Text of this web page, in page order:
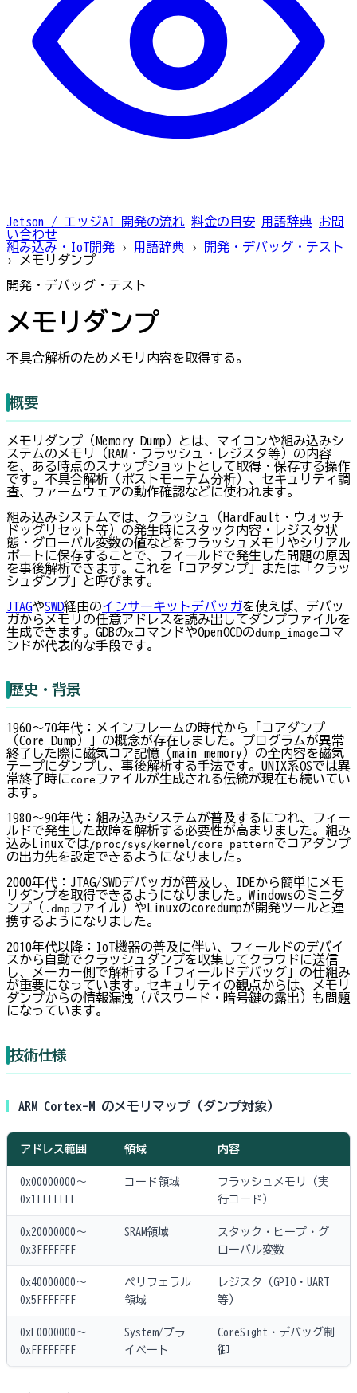
Jetson / エッジAI 開発の流れ 料金の目安 用語辞典 お問
い合わせ
組み込み・IoT開発
› 用語辞典 ›
開発・デバッグ・テスト
›
メモリダンプ
開発・デバッグ・テスト
メモリダンプ
不具合解析のためメモリ内容を取得する。
概要
メモリダンプ（Memory Dump）とは、マイコンや組み込みシ
ステムのメモリ（RAM・フラッシュ・レジスタ等）の内容
を、ある時点のスナップショットとして取得・保存する操作
です。不具合解析（ポストモーテム分析）、セキュリティ調
査、ファームウェアの動作確認などに使われます。
組み込みシステムでは、クラッシュ（HardFault・ウォッチ
ドッグリセット等）の発生時にスタック内容・レジスタ状
態・グローバル変数の値などをフラッシュメモリやシリアル
ポートに保存することで、フィールドで発生した問題の原因
を事後解析できます。これを「コアダンプ」または「クラッ
シュダンプ」と呼びます。
JTAGやSWD経由のインサーキットデバッガを使えば、デバッ
ガからメモリの任意アドレスを読み出してダンプファイルを
生成できます。GDBのx コマンドやOpenOCDのdump_image コマ
ンドが代表的な手段です。
歴史・背景
1960〜70年代：メインフレームの時代から「コアダンプ
（Core Dump）」の概念が存在しました。プログラムが異常
終了した際に磁気コア記憶（main memory）の全内容を磁気
テープにダンプし、事後解析する手法です。UNIX系OSでは異
常終了時に core ファイルが生成される伝統が現在も続いてい
ます。
1980〜90年代：組み込みシステムが普及するにつれ、フィー
ルドで発生した故障を解析する必要性が高まりました。組み
込みLinuxでは/proc/sys/kernel/core_patternでコアダンプ
の出力先を設定できるようになりました。
2000年代：JTAG/SWDデバッガが普及し、IDEから簡単にメモ
リダンプを取得できるようになりました。Windowsのミニダ
ンプ（ .dmp ファイル）やLinuxのcoredumpが開発ツールと連
携するようになりました。
2010年代以降：IoT機器の普及に伴い、フィールドのデバイ
スから自動でクラッシュダンプを収集してクラウドに送信
し、メーカー側で解析する「フィールドデバッグ」の仕組み
が重要になっています。セキュリティの観点からは、メモリ
ダンプからの情報漏洩（パスワード・暗号鍵の露出）も問題
になっています。
技術仕様
ARM Cortex-M のメモリマップ（ダンプ対象）
アドレス範囲 領域 内容
0x00000000〜
0x1FFFFFFF
コード領域
フラッシュメモリ（実
行コード）
0x20000000〜
0x3FFFFFFF
SRAM領域
スタック・ヒープ・グ
ローバル変数
0x40000000〜
0x5FFFFFFF
ペリフェラル
領域
レジスタ（GPIO・UART
等）
0xE0000000〜
0xFFFFFFFF
System/プラ
イベート
CoreSight・デバッグ制
御